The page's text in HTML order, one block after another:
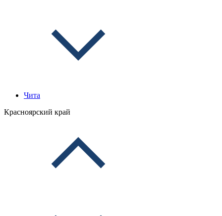
Чита
Красноярский край